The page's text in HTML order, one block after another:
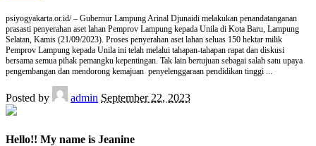
psiyogyakarta.or.id/ – Gubernur Lampung Arinal Djunaidi melakukan penandatanganan
prasasti penyerahan aset lahan Pemprov Lampung kepada Unila di Kota Baru, Lampung
Selatan, Kamis (21/09/2023). Proses penyerahan aset lahan seluas 150 hektar milik
Pemprov Lampung kepada Unila ini telah melalui tahapan-tahapan rapat dan diskusi
bersama semua pihak pemangku kepentingan. Tak lain bertujuan sebagai salah satu upaya
pengembangan dan mendorong kemajuan penyelenggaraan pendidikan tinggi ...
Posted by admin September 22, 2023
Hello!! My name is Jeanine